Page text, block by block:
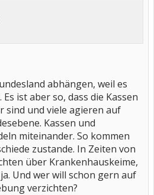
abhängen, weil es
ist aber so, dass die Kassen
sind und viele agieren auf
Kassen und
miteinander. So kommen
zustande. In Zeiten von
über Krankenhauskeime,
ja. Und wer will schon gern auf
verzichten?